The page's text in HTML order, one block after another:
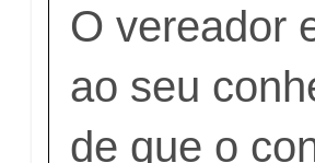
O vereador
ao seu
de que o